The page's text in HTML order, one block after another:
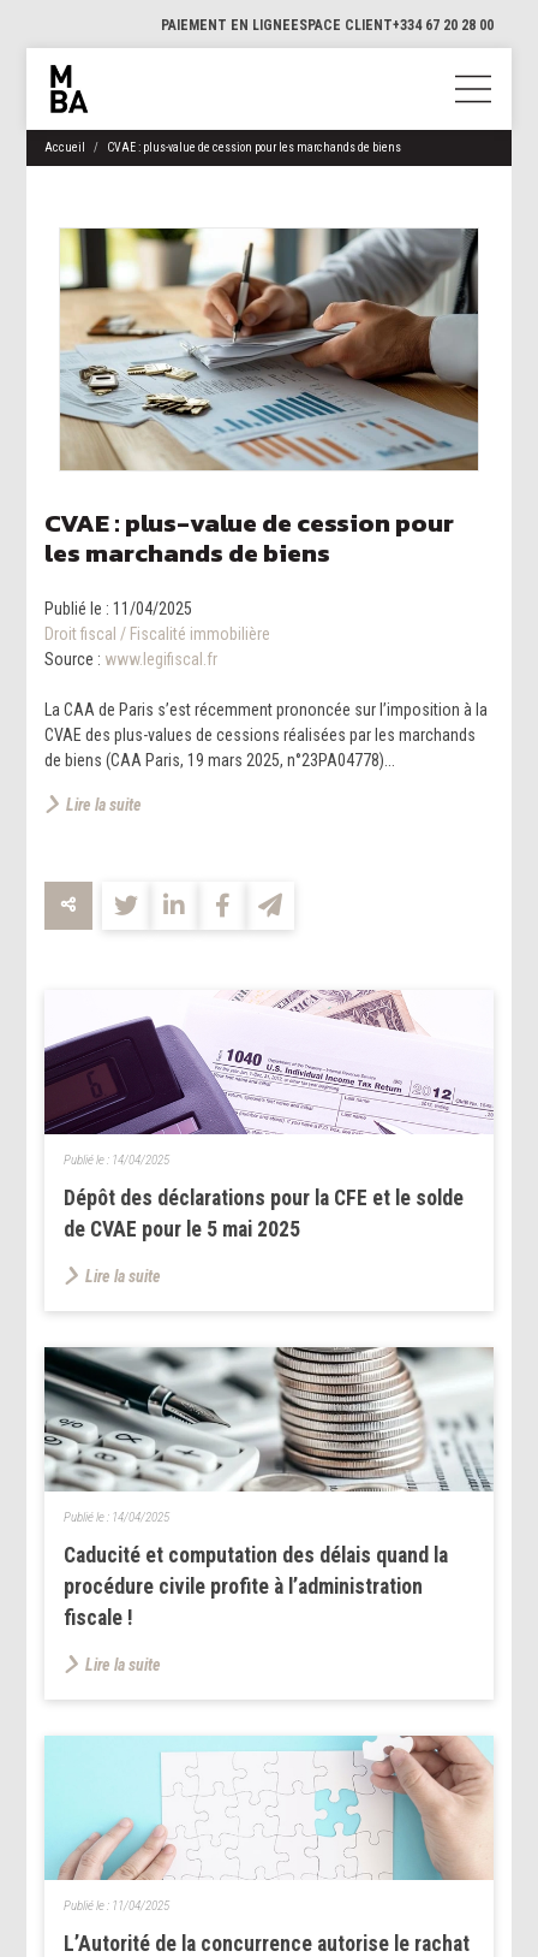
PAIEMENT EN LIGNEESPACE CLIENT+334 67 20 28 00
Accueil CVAE : plus-value de cession pour les marchands de biens
CVAE : plus-value de cession pour
les marchands de biens
Publié le :11/04/2025
Droit fiscal / Fiscalité immobilière
Source : www.legifiscal.fr
La CAA de Paris s’est récemment prononcée sur l’imposition à la
CVAE des plus-values de cessions réalisées par les marchands
de biens (CAA Paris, 19 mars 2025, n°23PA04778)...
Lire la suite
Dépôt des déclarations pour la CFE et le solde
de CVAE pour le 5 mai 2025
Publié le : 14/04/2025
Lire la suite
Caducité et computation des délais quand la
procédure civile profite à l’administration
fiscale !
Publié le : 14/04/2025
Lire la suite
L’Autorité de la concurrence autorise le rachat
Publié le : 11/04/2025